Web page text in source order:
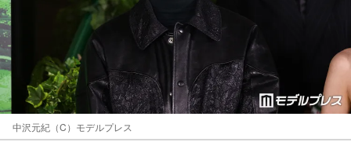
中沢元紀（C）モデルプレス